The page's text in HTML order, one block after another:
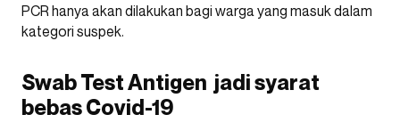
PCR hanya akan dilakukan bagi warga yang masuk dalam
kategori suspek.
Swab Test Antigen jadi syarat
bebas Covid-19